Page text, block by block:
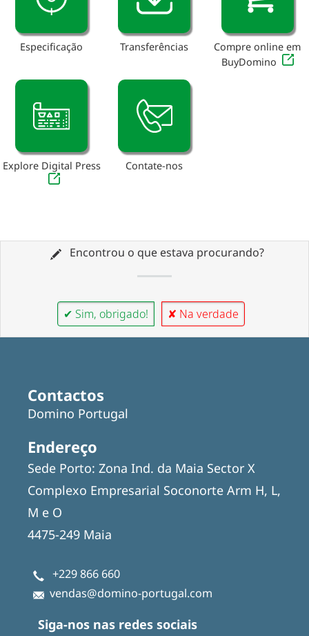
Especificação Transferências
Compre online em
BuyDomino
Explore Digital Press Contate-nos
Encontrou o que estava procurando?
✔ Sim, obrigado! ✘ Na verdade
Contactos
Domino Portugal
Endereço
Sede Porto: Zona Ind. da Maia Sector X
Complexo Empresarial Soconorte Arm H, L,
M e O
4475-249 Maia
+229 866 660
vendas@domino-portugal.com
Siga-nos nas redes sociais